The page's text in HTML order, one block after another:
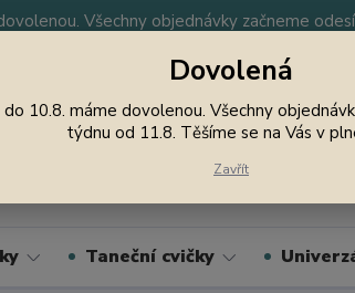
Všechny objednávky začneme
Nevíte si rady? Zavolejte.
Taneční cvičky
Dovolená
do 10.8. máme dovolenou. Všechny
týdnu od 11.8. Těšíme se na Vás v
Zavřít